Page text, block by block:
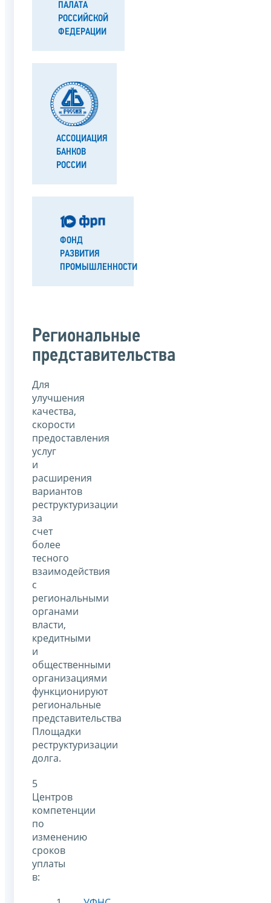
ПАЛАТА
РОССИЙСКОЙ
ФЕДЕРАЦИИ
АССОЦИАЦИЯ
БАНКОВ
РОССИИ
ФОНД
РАЗВИТИЯ
ПРОМЫШЛЕННОСТИ
Региональные
представительства
Для
улучшения
качества,
скорости
предоставления
услуг
и
расширения
вариантов
реструктуризации
за
счет
более
тесного
взаимодействия
с
региональными
органами
власти,
кредитными
и
общественными
организациями
функционируют
региональные
представительства
Площадки
реструктуризации
долга.
5
Центров
компетенции
по
изменению
сроков
уплаты
в: